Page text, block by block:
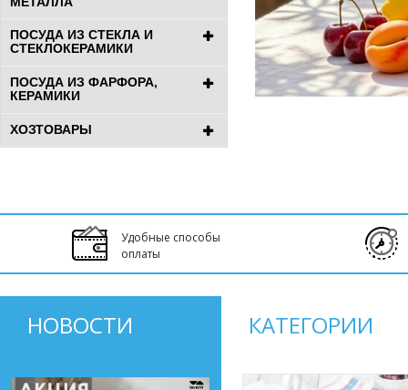
ПОСУДА ИЗ СТЕКЛА И
СТЕКЛОКЕРАМИКИ
ПОСУДА ИЗ ФАРФОРА,
КЕРАМИКИ
ХОЗТОВАРЫ
Удобные способы
оплаты
НОВОСТИ КАТЕГОРИИ